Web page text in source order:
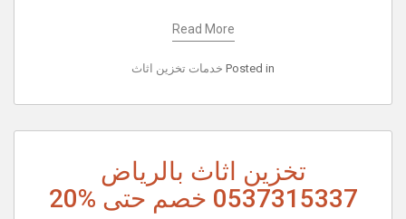
Read More
Posted in خدمات تخزين اثاث
تخزين اثاث بالرياض
0537315337 خصم حتى %20